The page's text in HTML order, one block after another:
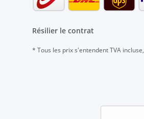
Résilier le contrat
* Tous les prix s'entendent TVA incluse,